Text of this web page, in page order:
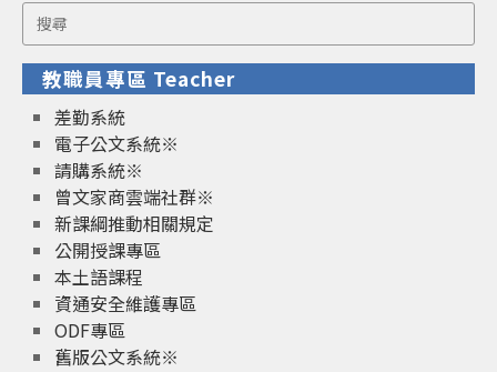
Search
for:
教職員專區 Teacher
差勤系統
電子公文系統※
請購系統※
曾文家商雲端社群※
新課綱推動相關規定
公開授課專區
本土語課程
資通安全維護專區
ODF專區
舊版公文系統※